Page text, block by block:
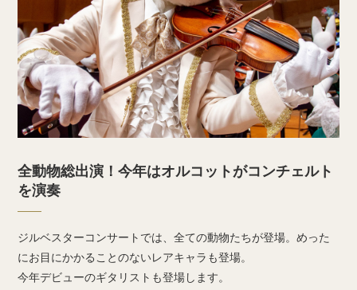
全動物総出演！今年はオルコットがコンチェルト
を演奏
ジルベスターコンサートでは、全ての動物たちが登場。めった
にお目にかかることのないレアキャラも登場。
今年デビューのギタリストも登場します。